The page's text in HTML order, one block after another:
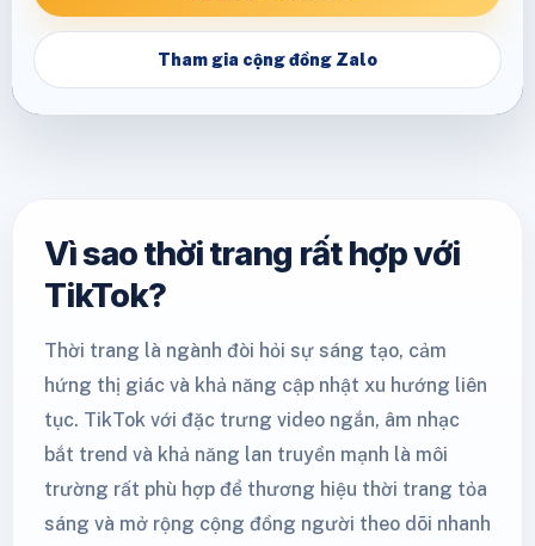
Tham gia cộng đồng Zalo
Vì sao thời trang rất hợp với
TikTok?
Thời trang là ngành đòi hỏi sự sáng tạo, cảm
hứng thị giác và khả năng cập nhật xu hướng liên
tục. TikTok với đặc trưng video ngắn, âm nhạc
bắt trend và khả năng lan truyền mạnh là môi
trường rất phù hợp để thương hiệu thời trang tỏa
sáng và mở rộng cộng đồng người theo dõi nhanh